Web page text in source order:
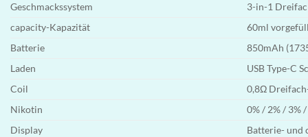
Geschmackssystem
3-in-1
capacity-Kapazität
60ml
Batterie
850mAh
Laden
USB Type-C
Coil
0,8Ω
Nikotin
0% / 2% / 3% /
Display
Batterie- und